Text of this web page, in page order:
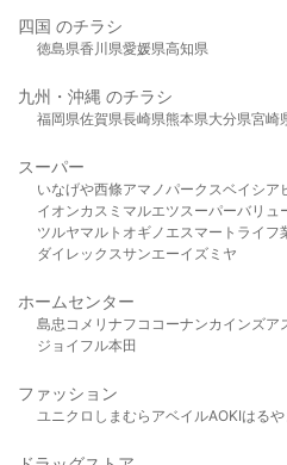
四国 のチラシ
徳島県香川県愛媛県高知県
九州・沖縄 のチラシ
福岡県佐賀県長崎県熊本県大分県宮崎
スーパー
いなげや西條アマノパークスベイシア
イオンカスミ マルエツスーパーバリュ
ツルヤマルト オギノ エスマート ライフ
ダイレックスサンエーイズミヤ
ホームセンター
島忠 コメリ ナフコ コーナンカインズア
ジョイフル本田
ファッション
ユニクロ しまむら アベイルAOKIはるや